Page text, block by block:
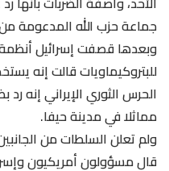
جماعة حزب الله المدعومة من
وبعدها قصفت إسرائيل
للبتروكيماويات قالت إنه
الحرس الثوري الإيراني إنه
مماثلا في مدينة حيفا.
ولم تعلن السلطات من
قال مسؤولون أمريكيون